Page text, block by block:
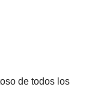
de todos los